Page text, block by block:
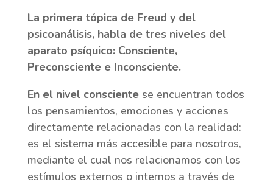
La primera tópica de Freud y del
psicoanálisis, habla de tres niveles del
aparato psíquico: Consciente,
Preconsciente e Inconsciente.
En el nivel conscientese encuentran todos
los pensamientos, emociones y acciones
directamente relacionadas con la realidad:
es el sistema más accesible para nosotros,
mediante el cual nos relacionamos con los
estímulos externos o internos a través de